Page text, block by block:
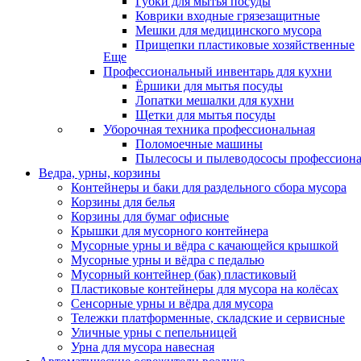
Коврики входные грязезащитные
Мешки для медицинского мусора
Прищепки пластиковые хозяйственные
Еще
Профессиональный инвентарь для кухни
Ёршики для мытья посуды
Лопатки мешалки для кухни
Щетки для мытья посуды
Уборочная техника профессиональная
Поломоечные машины
Пылесосы и пылеводососы
Ведра, урны, корзины
Контейнеры и баки для раздельного сбора мусора
Корзины для белья
Корзины для бумаг офисные
Крышки для мусорного контейнера
Мусорные урны и вёдра с качающейся крышкой
Мусорные урны и вёдра с педалью
Мусорный контейнер (бак) пластиковый
Пластиковые контейнеры для мусора на колёсах
Сенсорные урны и вёдра для мусора
Тележки платформенные, складские и сервисные
Уличные урны с пепельницей
Урна для мусора навесная